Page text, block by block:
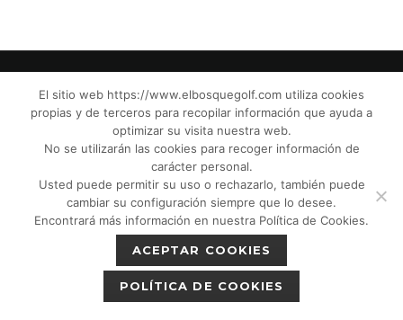
© El Bosque Club de Golf |Aviso Legal|
Política de Privacidad| Política de Cookies
Política de devoluciones|
Protección de Menores CPM”|
El sitio web https://www.elbosquegolf.com utiliza cookies
propias y de terceros para recopilar información que ayuda a
optimizar su visita nuestra web.
No se utilizarán las cookies para recoger información de
carácter personal.
Usted puede permitir su uso o rechazarlo, también puede
cambiar su configuración siempre que lo desee.
Encontrará más información en nuestra Política de Cookies.
ACEPTAR COOKIES
POLÍTICA DE COOKIES